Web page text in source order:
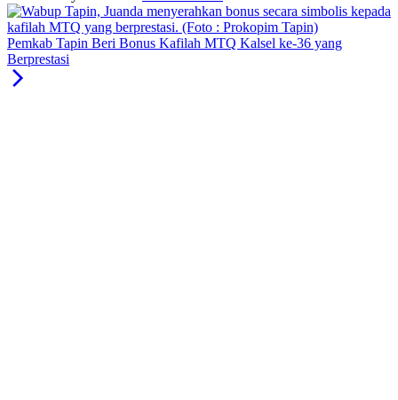
Pemkab Tapin Beri Bonus Kafilah MTQ Kalsel ke-36 yang
Berprestasi